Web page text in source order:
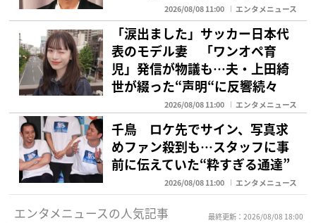
2026/08/08 11:00 エンタメニュース
「涙出ました」サッカー日本代
表のモデル妻 「ワンオペ育
児」発信が物議も…夫・上田綺
世が綴った“声明“に反響続々
2026/08/08 11:00 エンタメニュース
千鳥 ロケ先でサイン、写真求
めファン殺到も…スタッフに事
前に伝えていた“粋すぎる通達”
2026/08/08 11:00 エンタメニュース
エンタメニュースの人気記事 最終更新：2026/08/08 18:00